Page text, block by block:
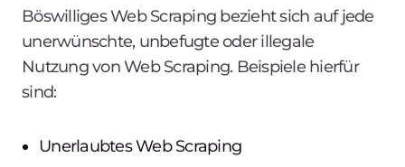
Böswilliges Web Scraping bezieht sich auf jede
unerwünschte, unbefugte oder illegale
Nutzung von Web Scraping. Beispiele hierfür
sind:
Unerlaubtes Web Scraping